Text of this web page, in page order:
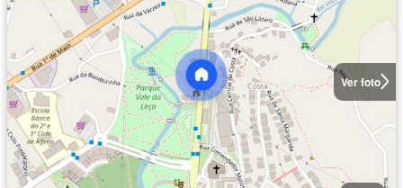
Ver foto